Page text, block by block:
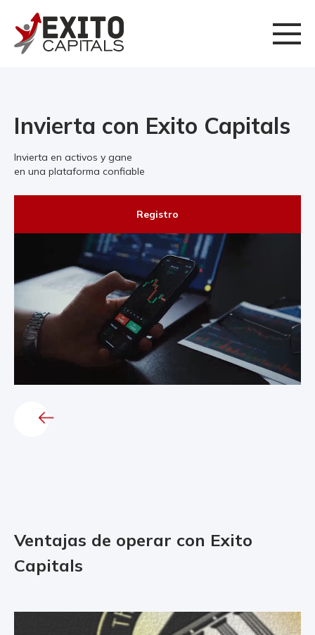
Invierta con Exito Capitals
Invierta en activos y gane
en una plataforma confiable
Registro
Ventajas de operar con Exito
Capitals